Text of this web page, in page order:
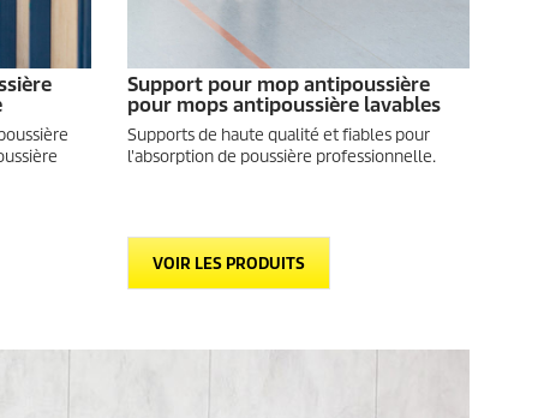
Support pour mop antipoussière
pour mops antipoussière lavables
Supports de haute qualité et fiables pour
l'absorption de poussière professionnelle.
VOIR LES PRODUITS